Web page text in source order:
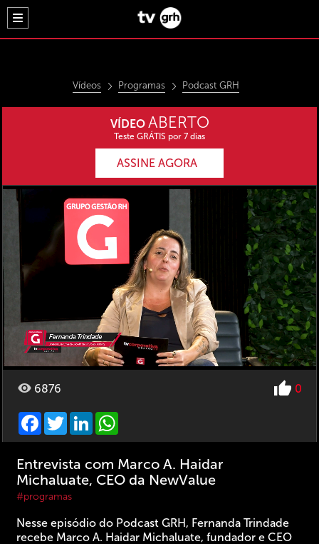
Vídeos Programas Podcast GRH
VÍDEO ABERTO
Teste GRÁTIS por 7 dias
ASSINE AGORA
6876 0
Facebook
TwitterLinkedIn
Entrevista com Marco A. Haidar
Michaluate, CEO da NewValue
#programas
Nesse episódio do Podcast GRH, Fernanda Trindade
recebe Marco A. Haidar Michaluate, fundador e CEO